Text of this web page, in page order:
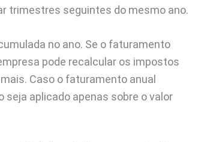
trimestres seguintes do mesmo ano.
no ano. Se o faturamento
pode recalcular os impostos
Caso o faturamento anual
aplicado apenas sobre o valor